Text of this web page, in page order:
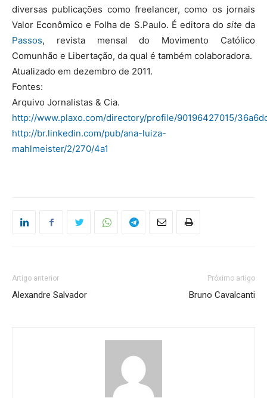
diversas publicações como freelancer, como os jornais
Valor Econômico e Folha de S.Paulo. É editora do site da
Passos, revista mensal do Movimento Católico
Comunhão e Libertação, da qual é também colaboradora.
Atualizado em dezembro de 2011.
Fontes:
Arquivo Jornalistas & Cia.
http://www.plaxo.com/directory/profile/90196427015/
http://br.linkedin.com/pub/ana-luiza-
mahlmeister/2/270/4a1
Artigo anterior
Alexandre Salvador
Próximo artigo
Bruno Cavalcanti